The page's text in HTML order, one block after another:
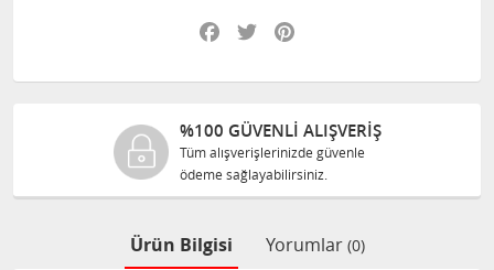
Facebook
Twitter
%100 GÜVENLİ ALIŞVERİŞ
Tüm alışverişlerinizde güvenle
ödeme sağlayabilirsiniz.
Ürün Bilgisi Yorumlar (0)